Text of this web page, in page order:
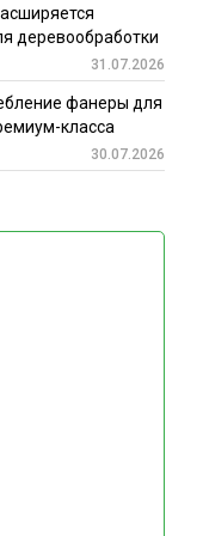
деревообработки
31.07.2026
фанеры для
класса
30.07.2026